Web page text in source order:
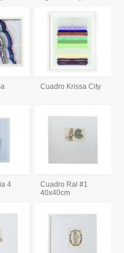
Cuadro Krissa City
4
Cuadro Ral #1
40x40cm